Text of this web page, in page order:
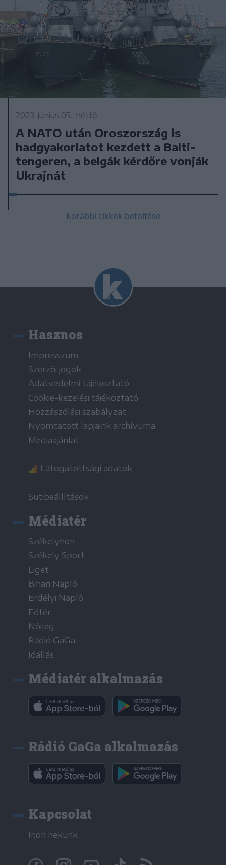
2023. június 05., hétfő
A NATO után Oroszország is
hadgyakorlatot kezdett a Balti-
tengeren, a belgák kérdőre vonják
Ukrajnát
Korábbi cikkek betöltése
Hasznos
Impresszum
Szerzői jogok
Adatvédelmi tájékoztató
Cookie-kezelési tájékoztató
Hozzászólási szabályzat
Nyomtatott lapjaink archívuma
Médiaajánlat
Látogatottsági adatok
Sütibeállítások
Médiatér
Székelyhon
Székely Sport
Liget
Bihari Napló
Erdélyi Napló
Főtér
Nőileg
Rádió GaGa
Jóállás
Médiatér alkalmazás
Rádió GaGa alkalmazás
Kapcsolat
Írjon nekünk